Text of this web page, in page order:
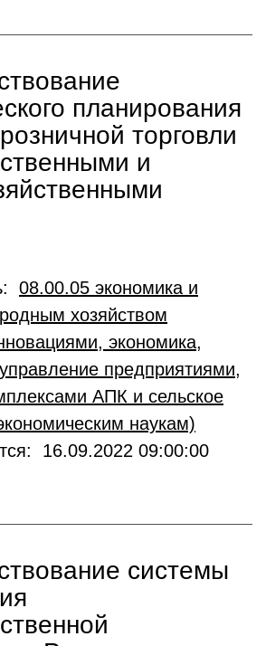
планирования
торговли
и
08.00.05 экономика и
хозяйством
экономика,
предприятиями,
АПК и сельское
наукам)
16.09.2022 09:00:00
системы